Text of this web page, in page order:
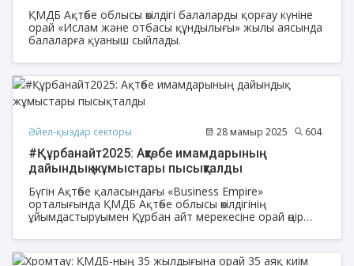
ҚМДБ Ақтөбе облысы өкілдігі балаларды қорғау күніне
орай «Ислам және отбасы құндылығы» жылы аясында
балаларға қуаныш сыйлады.
Әйел-қыздар секторы 28 мамыр 2025 604
#Құрбанайт2025: Ақтөбе имамдарының
дайындық жұмыстары пысықталды
Бүгін Ақтөбе қаласындағы «Business Empire»
орталығында ҚМДБ Ақтөбе облысы өкілдігінің
ұйымдастыруымен Құрбан айт мерекесіне орай өңір